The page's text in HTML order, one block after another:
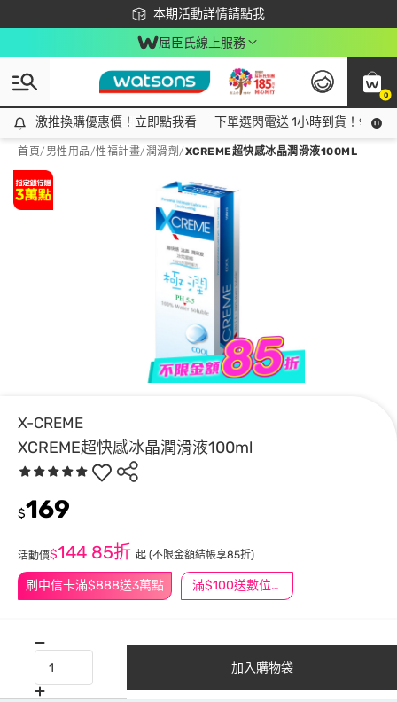
本期活動詳情請點我
下載app最高回饋$350
屈臣氏線上服務
0
激推換購優惠價！立即點我看
激推換購優惠價！立即點我看 下單選閃電送 1小時到貨！領神
首頁/ 男性用品/性福計畫/潤滑劑 /XCREME超快感冰晶潤滑液100ML
X-CREME
XCREME超快感冰晶潤滑液100ml
刷中信卡滿$888送3萬點 滿$100送數位印花
$169
活動價$144 85折 起 (不限金額結帳享85折)
加入購物袋